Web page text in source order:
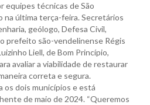
equipes técnicas de São
na última terça-feira. Secretários
geólogo, Defesa Civil,
prefeito são-vendelinense Régis
Liell, de Bom Princípio,
avaliar a viabilidade de restaurar
correta e segura.
os dois municípios e está
de maio de 2024. “Queremos